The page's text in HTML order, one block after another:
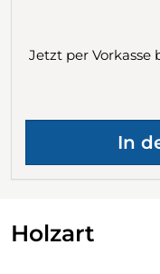
Jetzt per Vorkasse
Holzart